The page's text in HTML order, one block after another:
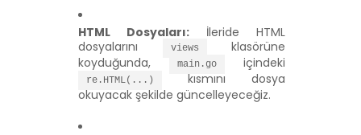
HTML Dosyaları: İleride HTML
dosyalarını
views
klasörüne
koyduğunda,
main.go içindeki
re.HTML(...)
kısmını dosya
okuyacak şekilde güncelleyeceğiz.